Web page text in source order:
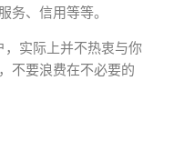
务、信用等等。
，实际上并不热衷与你
不要浪费在不必要的